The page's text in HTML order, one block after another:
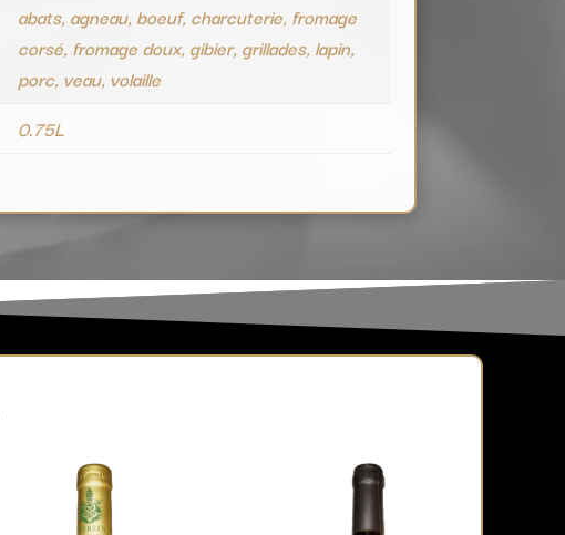
abats, agneau, boeuf, charcuterie, fromage
corsé, fromage doux, gibier, grillades, lapin,
porc, veau, volaille
0.75L